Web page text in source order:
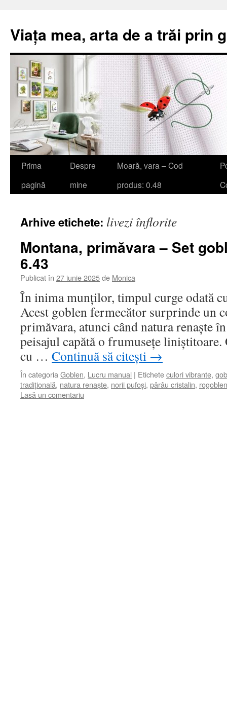
Viața mea, arta de a trăi prin
Sari
Prima
pagină
Despre
mine
Moară, vara – Cod
produs: 0.48
Arhive etichete: livezi înflorite
Montana, primăvara – Set
6.43
Publicat în 27 iunie 2025de Monica
În inima munților, timpul curge odată
Acest goblen fermecător surprinde un
primăvara, atunci când natura renaște
peisajul capătă o frumusețe
cu … Continuă să citești →
În categoria Goblen, Lucru manual | Eticheteculori vibrante,
tradițională, natura renaște, norii pufoși, pârâu cristalin, rogoblen
Lasă un comentariu